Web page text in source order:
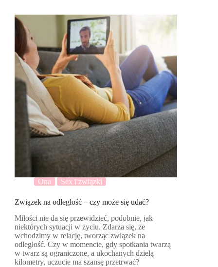
Ona Sex i związki
Związek na odległość – czy może się udać?
Miłości nie da się przewidzieć, podobnie, jak
niektórych sytuacji w życiu. Zdarza się, że
wchodzimy w relację, tworząc związek na
odległość. Czy w momencie, gdy spotkania twarzą
w twarz są ograniczone, a ukochanych dzielą
kilometry, uczucie ma szansę przetrwać?